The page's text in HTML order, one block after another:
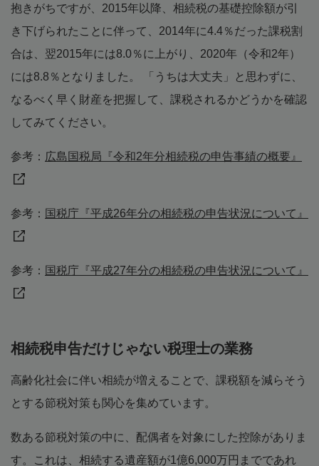
抱きがちですが、2015年以降、相続税の基礎控除額が引
き下げられたことに伴って、2014年に4.4％だった課税割
合は、翌2015年には8.0％に上がり、2020年（令和2年）
には8.8％となりました。 「うちは大丈夫」と思わずに、
なるべく早く財産を把握して、課税されるかどうかを確認
してみてください。
参考： 広島国税局『令和2年分相続税の申告事績の概要』
参考： 国税庁『平成26年分の相続税の申告状況について』
参考： 国税庁『平成27年分の相続税の申告状況について』
相続税申告だけじゃない税理士の業務
高齢化社会に伴い相続が増えることで、課税額を減らそう
とする節税対策も関心を集めています。
数ある節税対策の中に、配偶者を対象にした控除がありま
す。これは、相続する遺産額が1億6,000万円までであれ